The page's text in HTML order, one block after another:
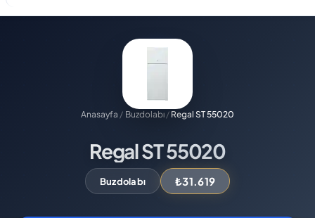
Anasayfa / Buzdolabı / Regal ST 55020
Regal ST 55020
Buzdolabı ₺31.619